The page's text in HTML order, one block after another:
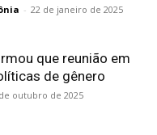
- 22 de janeiro de 2025
que reunião em
de gênero
outubro de 2025